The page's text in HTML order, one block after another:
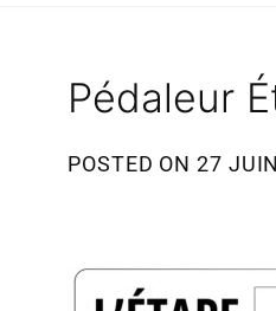
Pédaleur
POSTED ON27